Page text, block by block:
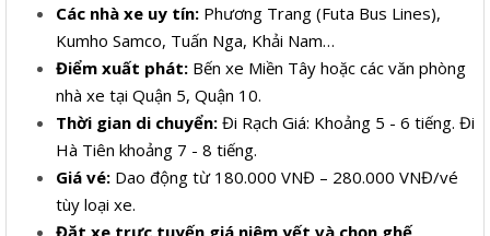
Các nhà xe uy tín: Phương Trang (Futa Bus Lines),
Kumho Samco, Tuấn Nga, Khải Nam…
Điểm xuất phát: Bến xe Miền Tây hoặc các văn phòng
nhà xe tại Quận 5, Quận 10.
Thời gian di chuyển: Đi Rạch Giá: Khoảng 5 - 6 tiếng. Đi
Hà Tiên khoảng 7 - 8 tiếng.
Giá vé: Dao động từ 180.000 VNĐ – 280.000 VNĐ/vé
tùy loại xe.
Đặt xe trực tuyến giá niêm yết và chọn ghế